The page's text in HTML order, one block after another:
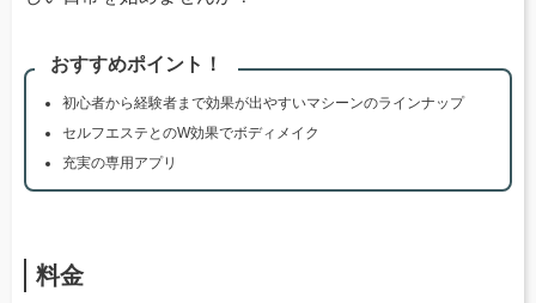
おすすめポイント！
初心者から経験者まで効果が出やすいマシーンのラインナップ
セルフエステとのW効果でボディメイク
充実の専用アプリ
料金